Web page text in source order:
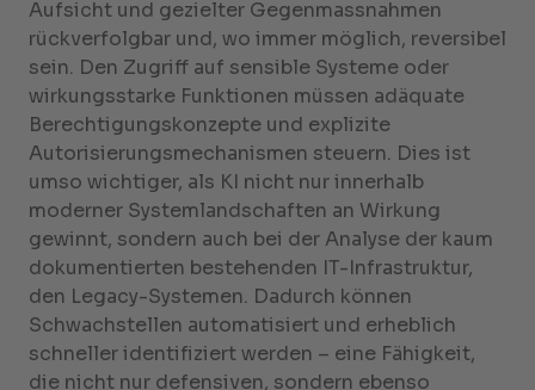
Aufsicht und gezielter Gegenmassnahmen
rückverfolgbar und, wo immer möglich, reversibel
sein. Den Zugriff auf sensible Systeme oder
wirkungsstarke Funktionen müssen adäquate
Berechtigungskonzepte und explizite
Autorisierungsmechanismen steuern. Dies ist
umso wichtiger, als KI nicht nur innerhalb
moderner Systemlandschaften an Wirkung
gewinnt, sondern auch bei der Analyse der kaum
dokumentierten bestehenden IT-Infrastruktur,
den Legacy-Systemen. Dadurch können
Schwachstellen automatisiert und erheblich
schneller identifiziert werden – eine Fähigkeit,
die nicht nur defensiven, sondern ebenso